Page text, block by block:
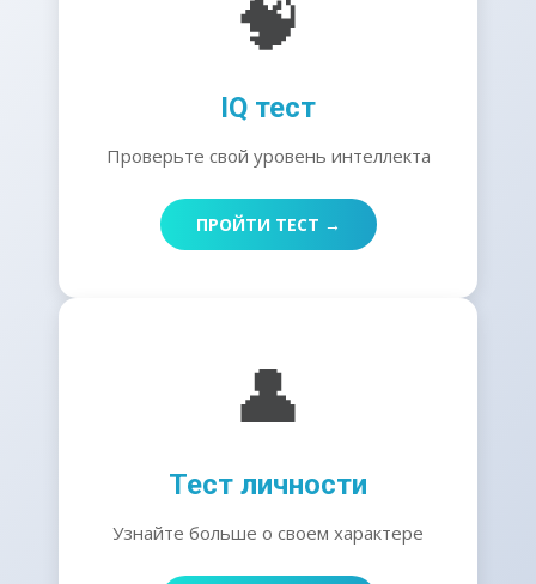
IQ тест
Проверьте свой уровень интеллекта
ПРОЙТИ ТЕСТ →
👤
Тест личности
Узнайте больше о своем характере